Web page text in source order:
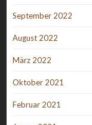
September 2022
August 2022
März 2022
Oktober 2021
Februar 2021